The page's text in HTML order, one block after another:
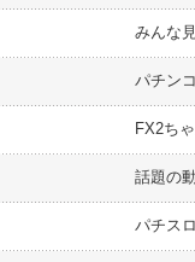
みんな
パチン
FX2ち
話題の
パチス